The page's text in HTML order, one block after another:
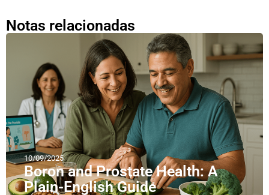
Notas relacionadas
10/09/2025
Boron and Prostate Health: A
Plain-English Guide